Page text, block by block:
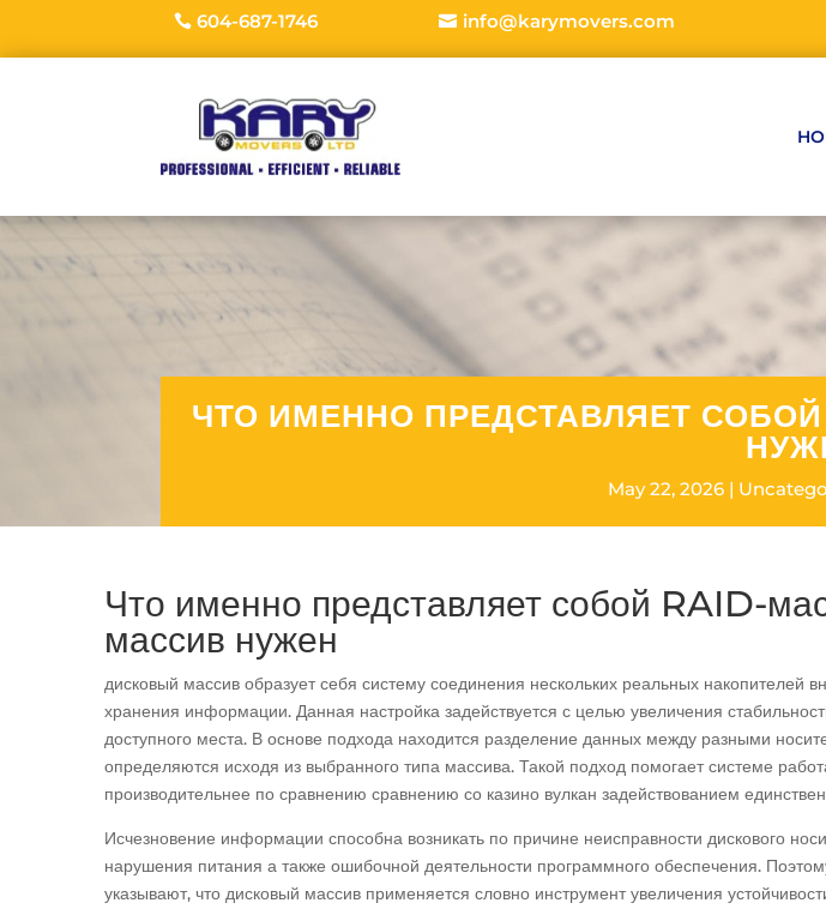
604-687-1746 info@karymovers.com
ЧТО ИМЕННО ПРЕДСТАВЛЯЕТ
May 22, 2026
Что именно представляет собой RAID-
массив нужен
дисковый массив образует себя систему соединения нескольких реальных накопителей
хранения информации. Данная настройка задействуется с целью увеличения
доступного места. В основе подхода находится разделение данных между разными
определяются исходя из выбранного типа массива. Такой подход помогает системе
производительнее по сравнению сравнению со казино вулкан задействованием
Исчезновение информации способна возникать по причине неисправности дискового
нарушения питания а также ошибочной деятельности программного обеспечения.
указывают, что дисковый массив применяется словно инструмент увеличения